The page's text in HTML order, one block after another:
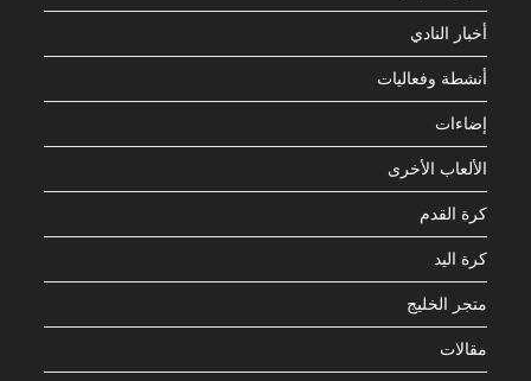
أخبار النادي
أنشطة وفعاليات
إضاءات
الألعاب الأخرى
كرة القدم
كرة اليد
متجر الخليج
مقالات